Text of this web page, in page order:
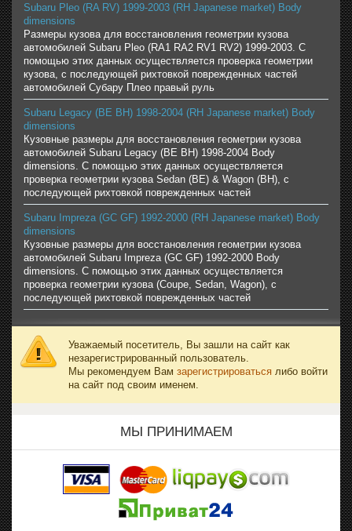
Subaru Pleo (RA RV) 1999-2003 (RH Japanese market) Body
dimensions
Размеры кузова для восстановления геометрии кузова
автомобилей Subaru Pleo (RA1 RA2 RV1 RV2) 1999-2003. С
помощью этих данных осуществляется проверка геометрии
кузова, с последующей рихтовкой поврежденных частей
автомобилей Субару Плео правый руль
Subaru Legacy (BE BH) 1998-2004 (RH Japanese market) Body
dimensions
Кузовные размеры для восстановления геометрии кузова
автомобилей Subaru Legacy (BE BH) 1998-2004 Body
dimensions. С помощью этих данных осуществляется
проверка геометрии кузова Sedan (BE) & Wagon (BH), с
последующей рихтовкой поврежденных частей
Subaru Impreza (GC GF) 1992-2000 (RH Japanese market) Body
dimensions
Кузовные размеры для восстановления геометрии кузова
автомобилей Subaru Impreza (GC GF) 1992-2000 Body
dimensions. С помощью этих данных осуществляется
проверка геометрии кузова (Coupe, Sedan, Wagon), с
последующей рихтовкой поврежденных частей
Уважаемый посетитель, Вы зашли на сайт как
незарегистрированный пользователь.
Мы рекомендуем Вам зарегистрироваться либо войти
на сайт под своим именем.
МЫ ПРИНИМАЕМ